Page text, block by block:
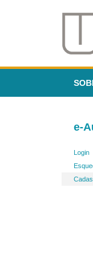
e-
Login